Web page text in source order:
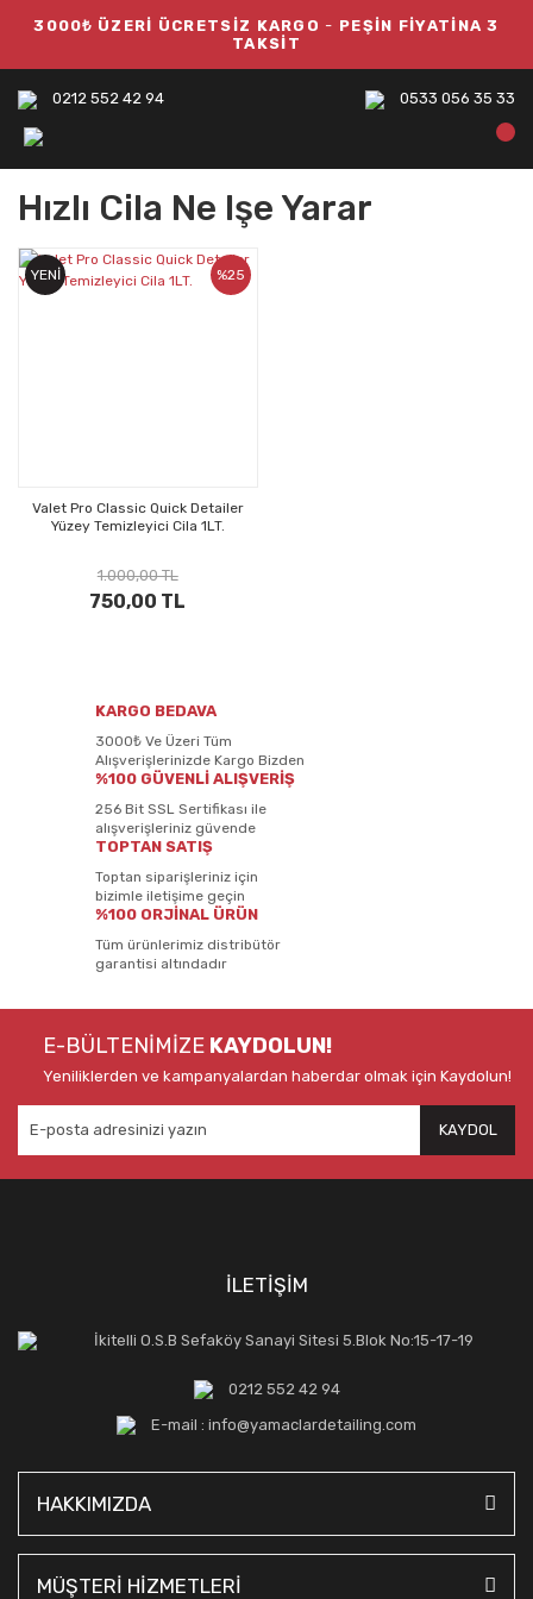
3000₺ ÜZERİ ÜCRETSİZ KARGO - PEŞİN FİYATİNA 3
TAKSİT
0212 552 42 94 0533 056 35 33
Hızlı Cila Ne Işe Yarar
%25
YENİ
Valet Pro Classic Quick Detailer
Yüzey Temizleyici Cila 1LT.
1.000,00 TL
750,00 TL
KARGO BEDAVA
3000₺ Ve Üzeri Tüm
Alışverişlerinizde Kargo Bizden
%100 GÜVENLİ ALIŞVERİŞ
256 Bit SSL Sertifikası ile
alışverişleriniz güvende
TOPTAN SATIŞ
Toptan siparişleriniz için
bizimle iletişime geçin
%100 ORJİNAL ÜRÜN
Tüm ürünlerimiz distribütör
garantisi altındadır
E-BÜLTENİMİZE KAYDOLUN!
Yeniliklerden ve kampanyalardan haberdar olmak için Kaydolun!
KAYDOL
İLETİŞİM
İkitelli O.S.B Sefaköy Sanayi Sitesi 5.Blok No:15-17-19
0212 552 42 94
E-mail : info@yamaclardetailing.com
HAKKIMIZDA
MÜŞTERİ HİZMETLERİ